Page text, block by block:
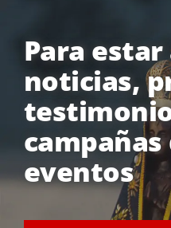
Para
noticias,
eventos